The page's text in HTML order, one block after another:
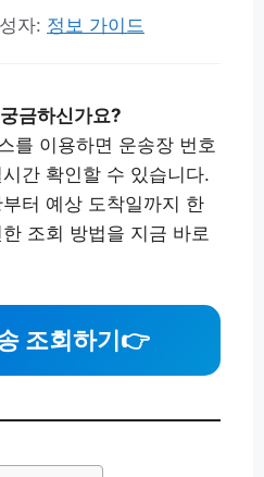
자: 정보 가이드
금하신가요?
를 이용하면 운송장 번호
간 확인할 수 있습니다.
터 예상 도착일까지 한
조회 방법을 지금 바로
조회하기👉